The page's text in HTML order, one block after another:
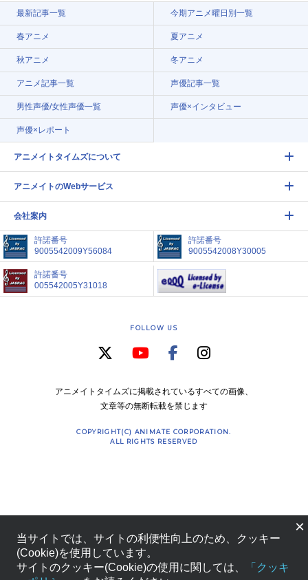
最新記事一覧 今期アニメ曜日別一覧
春アニメ 夏アニメ
秋アニメ 冬アニメ
アニメ記事一覧 声優記事一覧
男性声優/女性声優一覧 声優×インタビュー
声優×レポート
アニメイトタイムズについて
アニメイトのWebサービス
会社案内
許諾番号
9005542009Y56084
許諾番号
9005542008Y30005
許諾番号
005542005Y31018
FOLLOW US
アニメイトタイムズに掲載されているすべての画像、
文章等の無断転載を禁じます
COPYRIGHT(C) ANIMATE CORPORATION.
ALL RIGHTS RESERVED
×
当サイトでは、サイトの利便性向上のため、クッキー
(Cookie)を使用しています。
サイトのクッキー(Cookie)の使用に関しては、
「クッキ